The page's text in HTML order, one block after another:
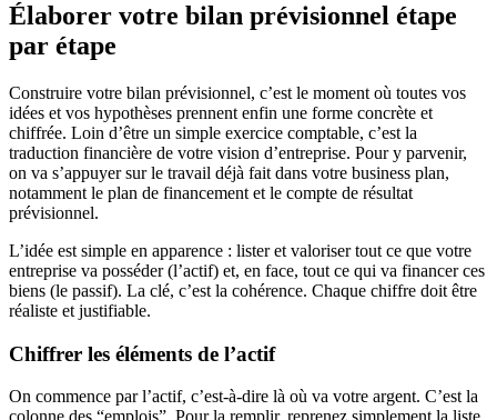
Élaborer votre bilan prévisionnel étape
par étape
Construire votre bilan prévisionnel, c’est le moment où toutes vos
idées et vos hypothèses prennent enfin une forme concrète et
chiffrée. Loin d’être un simple exercice comptable, c’est la
traduction financière de votre vision d’entreprise. Pour y parvenir,
on va s’appuyer sur le travail déjà fait dans votre business plan,
notamment le plan de financement et le compte de résultat
prévisionnel.
L’idée est simple en apparence : lister et valoriser tout ce que votre
entreprise va posséder (l’actif) et, en face, tout ce qui va financer ces
biens (le passif). La clé, c’est la cohérence. Chaque chiffre doit être
réaliste et justifiable.
Chiffrer les éléments de l’actif
On commence par l’actif, c’est-à-dire là où va votre argent. C’est la